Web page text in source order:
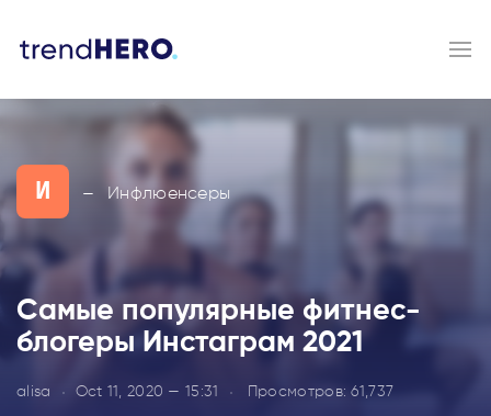
И — Инфлюенсеры
Самые популярные фитнес-
блогеры Инстаграм 2021
alisa Oct 11, 2020 — 15:31 Просмотров:61,737